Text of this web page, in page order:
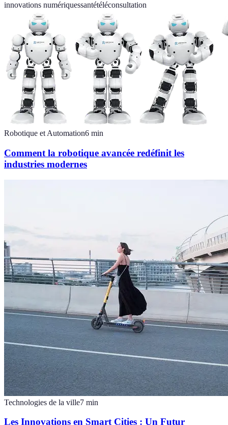
innovations numériquessantétéléconsultation
Robotique et Automation6 min
Comment la robotique avancée redéfinit les
industries modernes
Technologies de la ville7 min
Les Innovations en Smart Cities : Un Futur